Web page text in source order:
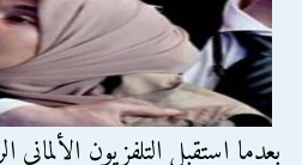
بعدما استقبل التلفزيون